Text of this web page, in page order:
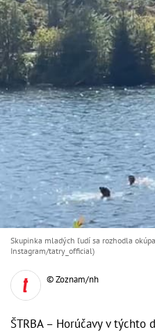
Skupinka mladých ľudí sa rozhodla
Instagram/tatry_official)
© Zoznam/nh
ŠTRBA – Horúčavy v týchto